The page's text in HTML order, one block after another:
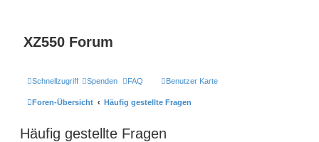
XZ550 Forum
Schnellzugriff Spenden FAQ Benutzer Karte
Foren-Übersicht Häufig gestellte Fragen
Häufig gestellte Fragen